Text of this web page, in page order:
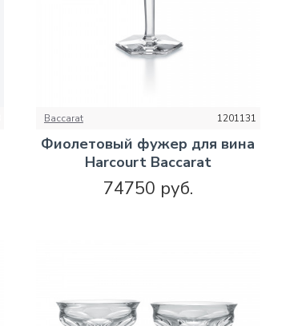
Baccarat 1201131
Фиолетовый фужер для вина
Harcourt Baccarat
74750 руб.